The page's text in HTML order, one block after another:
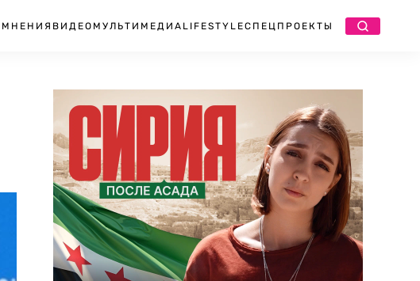
МНЕНИЯ ВИДЕО МУЛЬТИМЕДИА LIFESTYLEСПЕЦПРОЕКТЫ